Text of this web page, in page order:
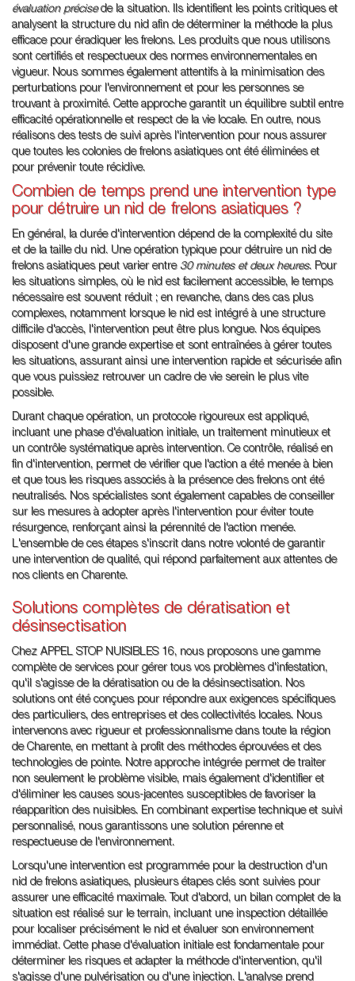
évaluation précisede la situation. Ils identifient les points critiques et
analysent la structure du nid afin de déterminer la méthode la plus
efficace pour éradiquer les frelons. Les produits que nous utilisons
sont certifiés et respectueux des normes environnementales en
vigueur. Nous sommes également attentifs à la minimisation des
perturbations pour l'environnement et pour les personnes se
trouvant à proximité. Cette approche garantit un équilibre subtil entre
efficacité opérationnelle et respect de la vie locale. En outre, nous
réalisons des tests de suivi après l'intervention pour nous assurer
que toutes les colonies de frelons asiatiques ont été éliminées et
pour prévenir toute récidive.
Combien de temps prend une intervention type
pour détruire un nid de frelons asiatiques ?
En général, la durée d'intervention dépend de la complexité du site
et de la taille du nid. Une opération typique pour détruire un nid de
frelons asiatiques peut varier entre 30 minutes et deux heures. Pour
les situations simples, où le nid est facilement accessible, le temps
nécessaire est souvent réduit ; en revanche, dans des cas plus
complexes, notamment lorsque le nid est intégré à une structure
difficile d'accès, l'intervention peut être plus longue. Nos équipes
disposent d'une grande expertise et sont entraînées à gérer toutes
les situations, assurant ainsi une intervention rapide et sécurisée afin
que vous puissiez retrouver un cadre de vie serein le plus vite
possible.
Durant chaque opération, un protocole rigoureux est appliqué,
incluant une phase d'évaluation initiale, un traitement minutieux et
un contrôle systématique après intervention. Ce contrôle, réalisé en
fin d'intervention, permet de vérifier que l'action a été menée à bien
et que tous les risques associés à la présence des frelons ont été
neutralisés. Nos spécialistes sont également capables de conseiller
sur les mesures à adopter après l'intervention pour éviter toute
résurgence, renforçant ainsi la pérennité de l'action menée.
L'ensemble de ces étapes s'inscrit dans notre volonté de garantir
une intervention de qualité, qui répond parfaitement aux attentes de
nos clients en Charente.
Solutions complètes de dératisation et
désinsectisation
Chez APPEL STOP NUISIBLES 16, nous proposons une gamme
complète de services pour gérer tous vos problèmes d'infestation,
qu'il s'agisse de la dératisation ou de la désinsectisation. Nos
solutions ont été conçues pour répondre aux exigences spécifiques
des particuliers, des entreprises et des collectivités locales. Nous
intervenons avec rigueur et professionnalisme dans toute la région
de Charente, en mettant à profit des méthodes éprouvées et des
technologies de pointe. Notre approche intégrée permet de traiter
non seulement le problème visible, mais également d'identifier et
d'éliminer les causes sous-jacentes susceptibles de favoriser la
réapparition des nuisibles. En combinant expertise technique et suivi
personnalisé, nous garantissons une solution pérenne et
respectueuse de l'environnement.
Lorsqu'une intervention est programmée pour la destruction d'un
nid de frelons asiatiques, plusieurs étapes clés sont suivies pour
assurer une efficacité maximale. Tout d'abord, un bilan complet de la
situation est réalisé sur le terrain, incluant une inspection détaillée
pour localiser précisément le nid et évaluer son environnement
immédiat. Cette phase d'évaluation initiale est fondamentale pour
déterminer les risques et adapter la méthode d'intervention, qu'il
s'agisse d'une pulvérisation ou d'une injection. L'analyse prend